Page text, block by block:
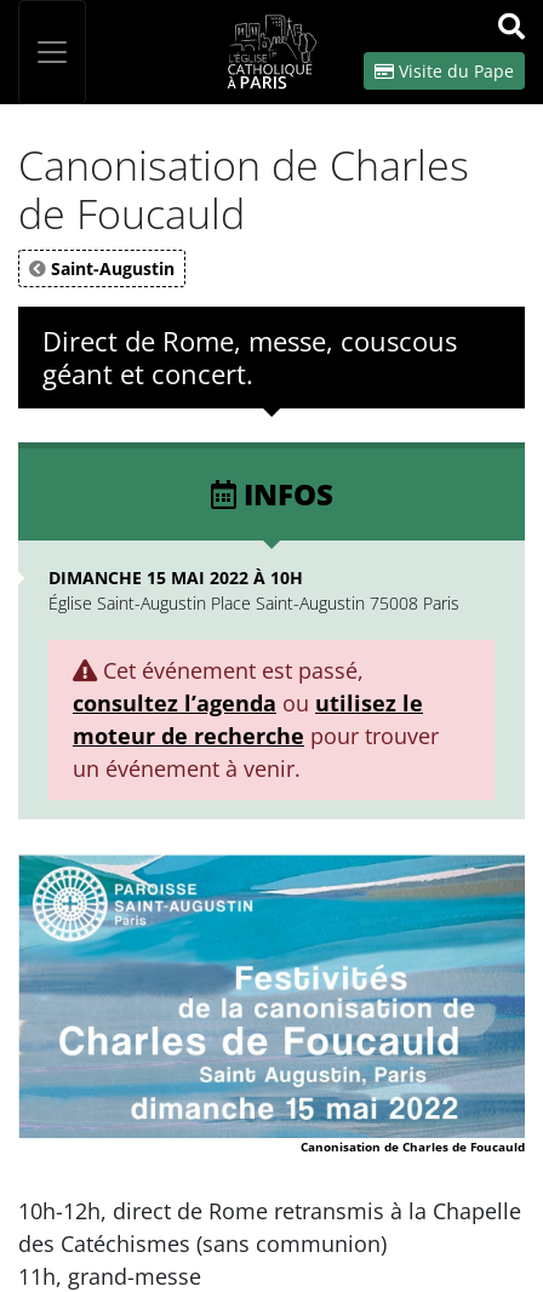
OK
Visite du Pape
Canonisation de Charles
de Foucauld
Saint-Augustin
Direct de Rome, messe, couscous
géant et concert.
INFOS
DIMANCHE 15 MAI 2022 À 10H
Église Saint-Augustin Place Saint-Augustin 75008 Paris
Cet événement est passé,
consultez l’agenda ou utilisez le
moteur de recherche pour trouver
un événement à venir.
Canonisation de Charles de Foucauld
10h-12h, direct de Rome retransmis à la Chapelle
des Catéchismes (sans communion)
11h, grand-messe
Panneau de gestion des cookies